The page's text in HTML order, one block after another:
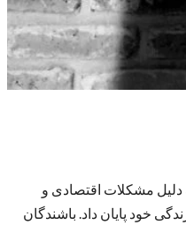
دلیل مشکلات اقتصادی و
خود پایان داد. باشندگان